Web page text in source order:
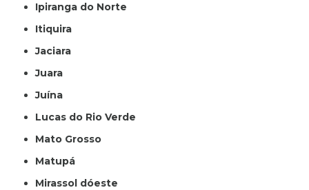
Ipiranga do Norte
Itiquira
Jaciara
Juara
Juína
Lucas do Rio Verde
Mato Grosso
Matupá
Mirassol dóeste